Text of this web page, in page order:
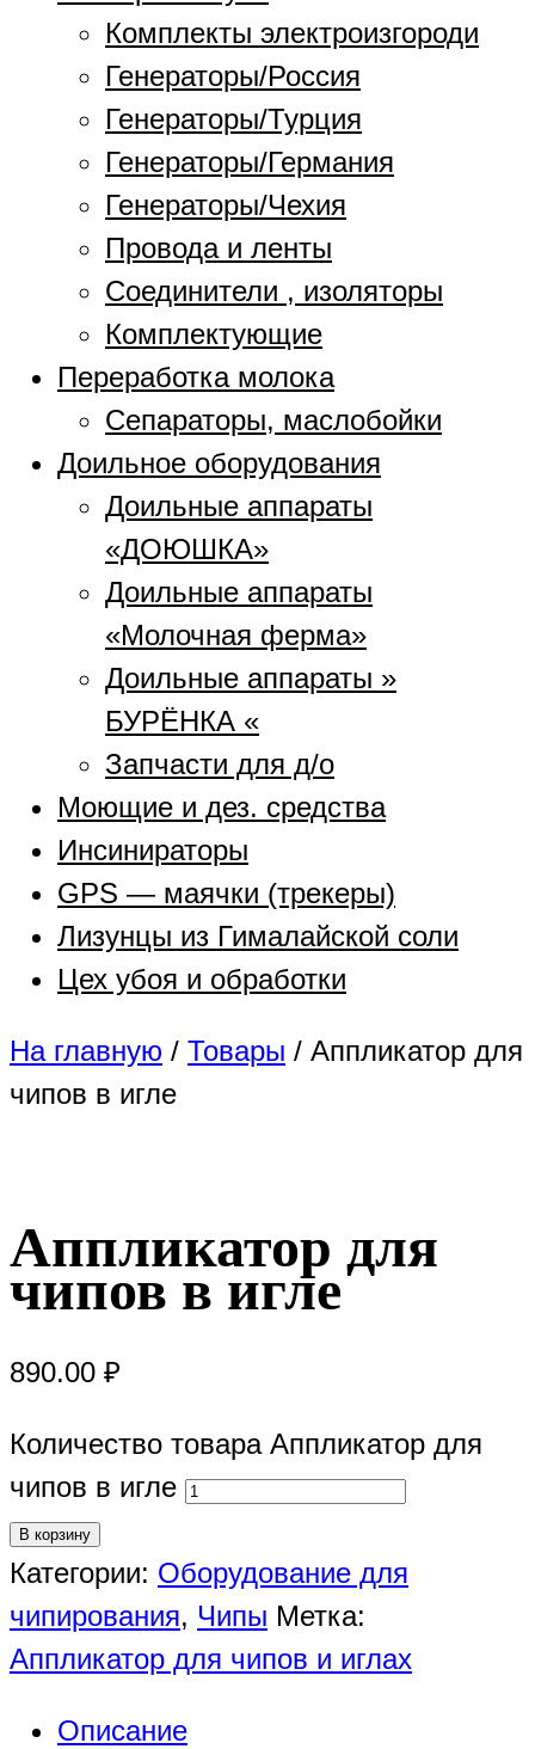
Комплекты электроизгороди
Генераторы/Россия
Генераторы/Турция
Генераторы/Германия
Генераторы/Чехия
Провода и ленты
Соединители , изоляторы
Комплектующие
Переработка молока
Сепараторы, маслобойки
Доильное оборудования
Доильные аппараты
«ДОЮШКА»
Доильные аппараты
«Молочная ферма»
Доильные аппараты »
БУРЁНКА «
Запчасти для д/о
Моющие и дез. средства
Инсинираторы
GPS — маячки (трекеры)
Лизунцы из Гималайской соли
Цех убоя и обработки
На главную / Товары / Аппликатор для
чипов в игле
Аппликатор для
чипов в игле
890.00 ₽
Количество товара Аппликатор для
чипов в игле
В корзину
Категории: Оборудование для
чипирования, Чипы Метка:
Аппликатор для чипов и иглах
Описание